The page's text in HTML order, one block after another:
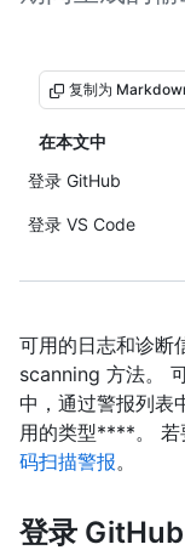
复制为
在本文中
登录 GitHub
登录 VS Code
可用的日志和诊断
scanning 方法。
中，通过警报列表
用的类型****。 若
码扫描警报。
登录 GitHub